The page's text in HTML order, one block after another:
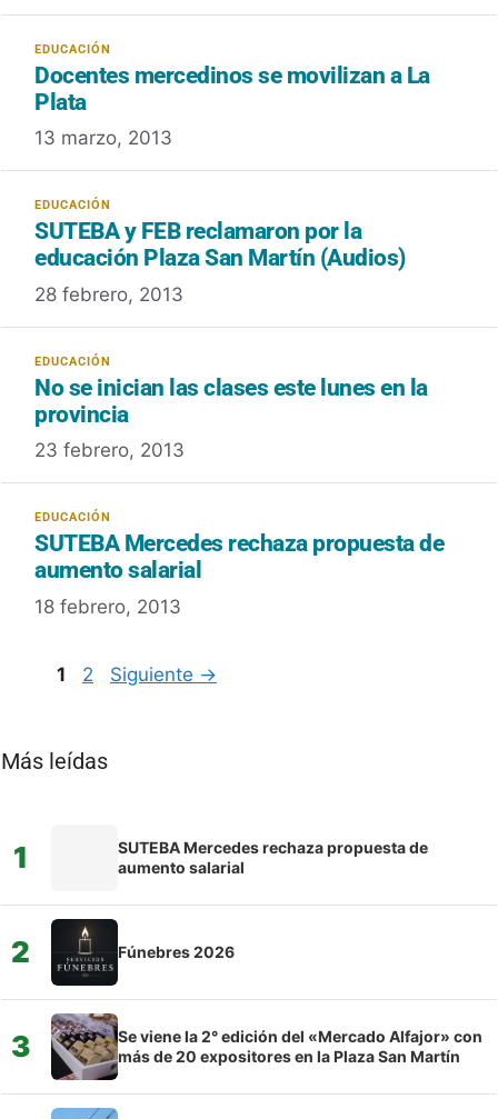
Docentes mercedinos se movilizan a La
Plata
13 marzo, 2013
SUTEBA y FEB reclamaron por la
educación Plaza San Martín (Audios)
28 febrero, 2013
No se inician las clases este lunes en la
provincia
23 febrero, 2013
SUTEBA Mercedes rechaza propuesta de
aumento salarial
18 febrero, 2013
Página
1 Página
2 Siguiente →
Más leídas
1
SUTEBA Mercedes rechaza propuesta de
aumento salarial
2 Fúnebres 2026
3
Se viene la 2° edición del «Mercado Alfajor» con
más de 20 expositores en la Plaza San Martín